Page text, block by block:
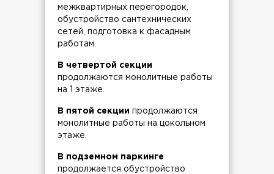
межквартирных перегородок,
обустройство сантехнических
сетей, подготовка к фасадным
работам.
В четвертой секции
продолжаются монолитные работы
на 1 этаже.
В пятой секции
продолжаются
монолитные работы на цокольном
этаже.
В подземном паркинге
продолжается обустройство